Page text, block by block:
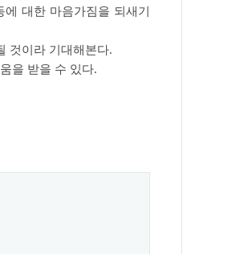
대한 마음가짐을 되새기
것이라 기대해본다.
을 받을 수 있다.